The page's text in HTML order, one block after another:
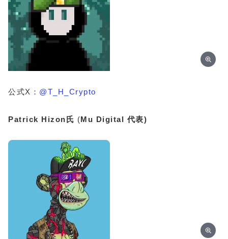
公式X： @T_H_Crypto
Patrick Hizon氏 (Mu Digital 代表)